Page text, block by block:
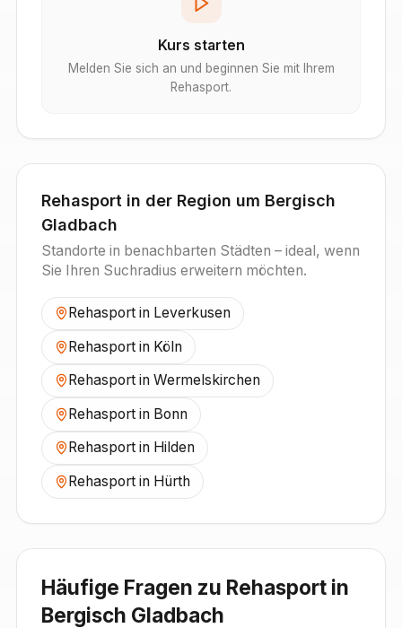
Kurs starten
Melden Sie sich an und beginnen Sie mit Ihrem
Rehasport.
Rehasport in der Region um Bergisch
Gladbach
Standorte in benachbarten Städten – ideal, wenn
Sie Ihren Suchradius erweitern möchten.
Rehasport in Leverkusen
Rehasport in Köln
Rehasport inWermelskirchen
Rehasport in Bonn
Rehasport in Hilden
Rehasport in Hürth
Häufige Fragen zu Rehasport in
Bergisch Gladbach